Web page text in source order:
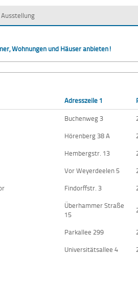
Wohnungen und Häuser anbieten!
Adresszeile 1
Buchenweg 3
Hörenberg 38 A
Hembergstr. 13
Vor Weyerdeelen 5
Findorffstr. 3
Überhammer Straße
15
Parkallee 299
Universitätsallee 4